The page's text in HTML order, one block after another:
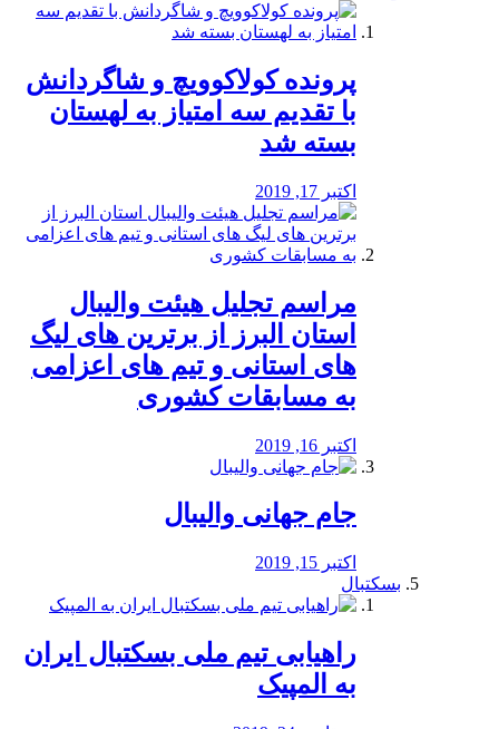
پرونده کولاکوویچ و شاگردانش
با تقدیم سه امتیاز به لهستان
بسته شد
اکتبر 17, 2019
مراسم تجلیل هیئت والیبال
استان البرز از برترین های لیگ
های استانی و تیم های اعزامی
به مسابقات کشوری
اکتبر 16, 2019
جام جهانی والیبال
اکتبر 15, 2019
بسکتبال
راهیابی تیم ملی بسکتبال ایران
به المپیک